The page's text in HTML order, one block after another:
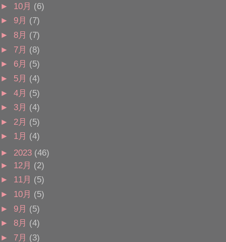
► 10月 (6)
► 9月 (7)
► 8月 (7)
► 7月 (8)
► 6月 (5)
► 5月 (4)
► 4月 (5)
► 3月 (4)
► 2月 (5)
► 1月 (4)
► 2023 (46)
► 12月 (2)
► 11月 (5)
► 10月 (5)
► 9月 (5)
► 8月 (4)
► 7月 (3)